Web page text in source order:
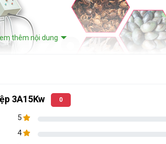
thêm nội dung
3A15Kw 0
5
4